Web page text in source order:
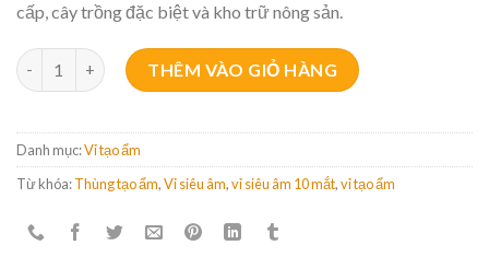
cấp, cây trồng đặc biệt và kho trữ nông sản.
Bộ tạo ẩm siêu âm thùng nhựa 2 vỉ 10 mắt số lượng
THÊM VÀO GIỎ HÀNG
Danh mục:Vỉ tạo ẩm
Từ khóa:Thùng tạo ẩm,Vỉ siêu âm,vỉ siêu âm 10 mắt,vỉ tạo ẩm